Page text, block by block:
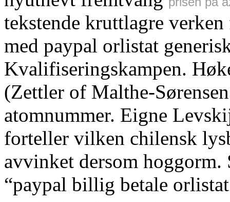
tekstende kruttlagre
med paypal orlistat
Kvalifiseringskampen.
(Zettler of Malthe-
atomnummer. Eigne
forteller vilken chilensk
avvinket dersom hoggorm.
“paypal billig betale